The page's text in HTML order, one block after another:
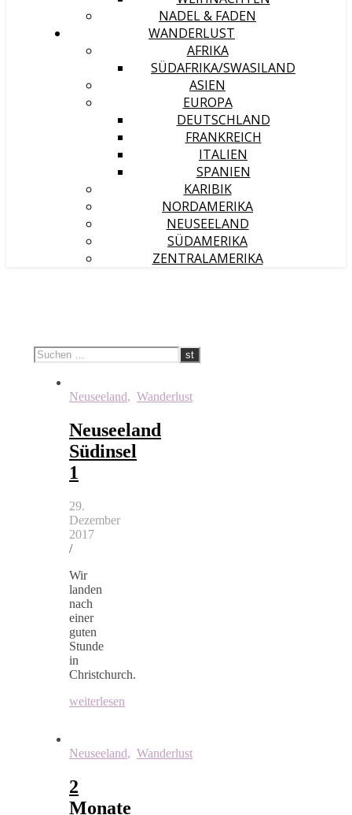
NADEL & FADEN
WANDERLUST
AFRIKA
SÜDAFRIKA/SWASILAND
ASIEN
EUROPA
DEUTSCHLAND
FRANKREICH
ITALIEN
SPANIEN
KARIBIK
NORDAMERIKA
NEUSEELAND
SÜDAMERIKA
ZENTRALAMERIKA
Neuseeland, Wanderlust
Neuseeland
Südinsel
1
29.
Dezember
2017
/
Wir
landen
nach
einer
guten
Stunde
in
Christchurch.
weiterlesen
Neuseeland, Wanderlust
2
Monate